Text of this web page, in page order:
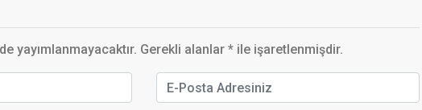
yayımlanmayacaktır. Gerekli alanlar * ile işaretlenmişdir.